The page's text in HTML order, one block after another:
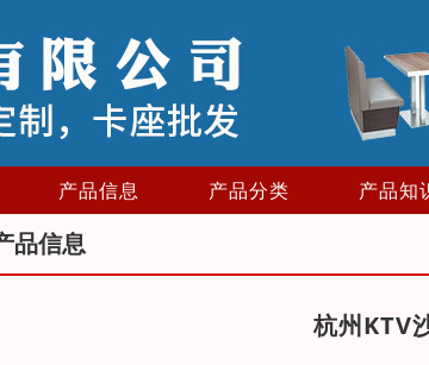
产品信息 产品分类 产品知
品信息
杭州KTV